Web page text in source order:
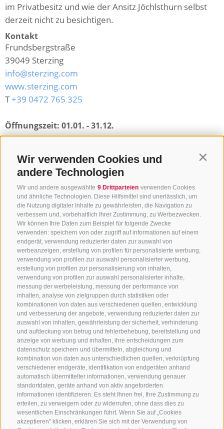
Wir verwenden Cookies und
andere Technologien
Wir und andere ausgewählte 9 Drittparteien verwenden Cookies
und ähnliche Technologien. Diese Hilfsmittel sind unerlässlich, um
die Nutzung digitaler Inhalte zu gewährleisten, die Navigation zu
verbessern und, vorbehaltlich Ihrer Zustimmung, zu Werbezwecken.
Wir können Ihre Daten zum Beispiel für folgende Zwecke
verwenden: speichern von oder zugriff auf informationen auf einem
endgerät, verwendung reduzierter daten zur auswahl von
werbeanzeigen, erstellung von profilen für personalisierte werbung,
verwendung von profilen zur auswahl personalisierter werbung,
erstellung von profilen zur personalisierung von inhalten,
verwendung von profilen zur auswahl personalisierter inhalte,
messung der werbeleistung, messung der performance von
inhalten, analyse von zielgruppen durch statistiken oder
kombinationen von daten aus verschiedenen quellen, entwicklung
und verbesserung der angebote, verwendung reduzierter daten zur
auswahl von inhalten, gewährleistung der sicherheit, verhinderung
und aufdeckung von betrug und fehlerbehebung, bereitstellung und
anzeige von werbung und inhalten, ihre entscheidungen zum
datenschutz speichern und übermitteln, abgleichung und
kombination von daten aus unterschiedlichen quellen, verknüpfung
verschiedener endgeräte, identifikation von endgeräten anhand
automatisch übermittelter informationen, verwendung genauer
standortdaten, geräte anhand von aktiv angeforderten
informationen identifizieren. Es steht Ihnen frei, Ihre Zustimmung zu
erteilen, zu verweigern oder zu widerrufen, ohne dass dies zu
wesentlichen Einschränkungen führt. Wenn Sie auf „Cookies
akzeptieren" klicken, erklären Sie sich mit der Verwendung von
im Privatbesitz und wie der Ansitz Jöchlsthurn selbst
derzeit nicht zu besichtigen.
Kontakt
Frundsbergstraße
39049 Sterzing
info@sterzing.com
www.sterzing.com
T+39 0472 765 325
Öffnungszeit: 01.01. - 31.12.
Zurück zur Übersicht
KONTAKTIERE UNS
+39 0472 765325/+39 0472 760608/+39 0472
632372
info@sterzing-ratschings.it
NEWSLETTER
Bleib am Laufenden